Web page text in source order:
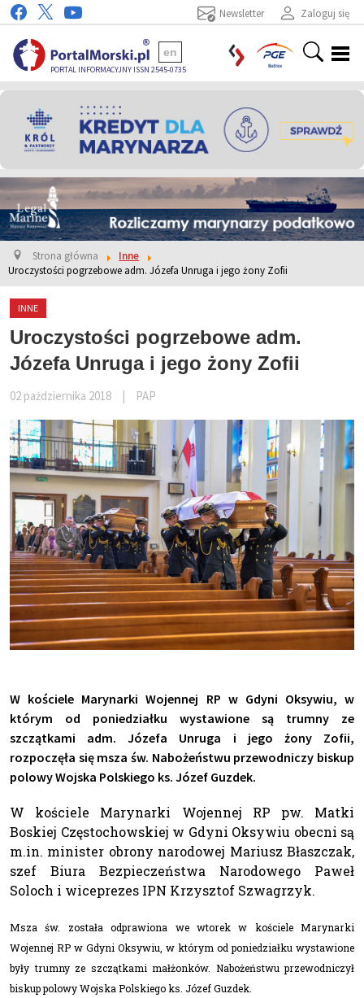
Zaloguj się
Newsletter
PORTAL INFORMACYJNY ISSN 2545-0735
en
Strona główna
Inne
Uroczystości pogrzebowe adm. Józefa Unruga i jego żony Zofii
INNE
Uroczystości pogrzebowe adm.
Józefa Unruga i jego żony Zofii
02 pażdziernika 2018 PAP
W kościele Marynarki Wojennej RP w Gdyni Oksywiu, w
którym od poniedziałku wystawione są trumny ze
szczątkami adm. Józefa Unruga i jego żony Zofii,
rozpoczęła się msza św. Nabożeństwu przewodniczy biskup
polowy Wojska Polskiego ks. Józef Guzdek.
W kościele Marynarki Wojennej RP pw. Matki
Boskiej Częstochowskiej w Gdyni Oksywiu obecni są
m.in. minister obrony narodowej Mariusz Błaszczak,
szef Biura Bezpieczeństwa Narodowego Paweł
Soloch i wiceprezes IPN Krzysztof Szwagrzyk.
Msza św. została odprawiona we wtorek w kościele Marynarki
Wojennej RP w Gdyni Oksywiu, w którym od poniedziałku wystawione
były trumny ze szczątkami małżonków. Nabożeństwu przewodniczył
biskup polowy Wojska Polskiego ks. Józef Guzdek.